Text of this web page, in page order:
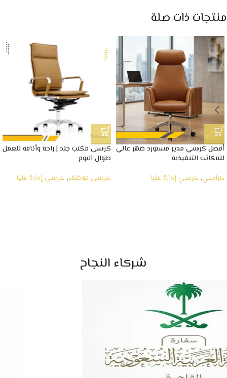
منتجات ذات صلة
أفضل كرسي مدير مستورد ضهر عالي
للمكاتب التنفيذية
كراسي, كرسي إدارة عليا
كرسى مكتب جلد | راحة وأناقة للعمل
طوال اليوم
كرسي موظف, كرسي إدارة عليا
شركاء النجاح